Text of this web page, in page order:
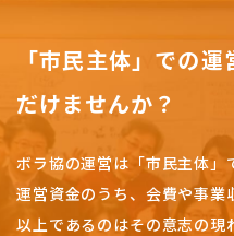
「市民主体」での
だけませんか？
ボラ協の運営は「市民主体」
運営資金のうち、会費や事業
以上であるのはその意志の現